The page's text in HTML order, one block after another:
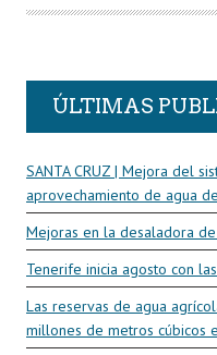
O
ÚLTIMAS
SANTA CRUZ | Mejora del
aprovechamiento de agua
Mejoras en la desaladora de
Tenerife inicia agosto con
Las reservas de agua
millones de metros cúbicos